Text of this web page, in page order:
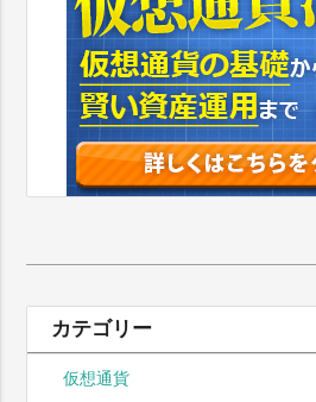
索:
カテゴリー
仮想通貨